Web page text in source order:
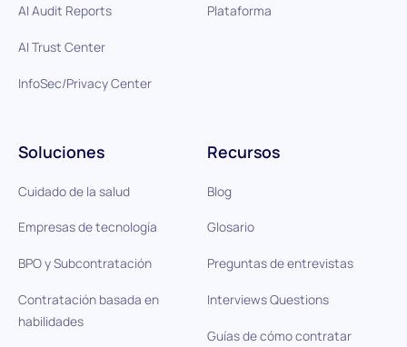
Plataforma
Soluciones
Cuidado de la salud
Empresas de tecnología
BPO y Subcontratación
Contratación basada en
habilidades
Recursos
Blog
Glosario
Preguntas de entrevistas
Interviews Questions
Guías de cómo contratar
AI Audit Reports
AI Trust Center
InfoSec/Privacy Center